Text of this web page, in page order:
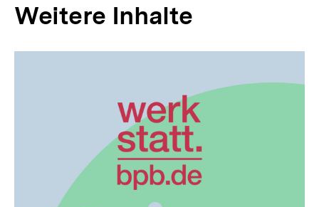
Weitere Inhalte